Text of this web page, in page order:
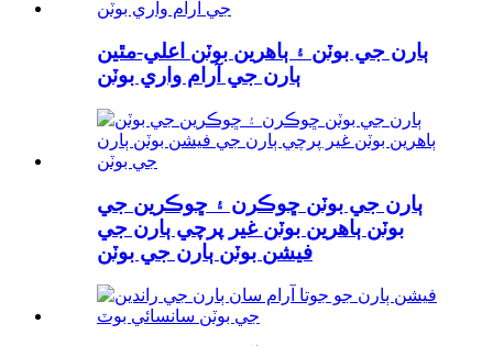
ٻارن جي بوٽن ۽ ٻاھرين بوٽن اعلي-مٿين
ٻارن جي آرام واري بوٽن
ٻارن جي بوٽن ڇوڪرن ۽ ڇوڪرين جي
بوٽن ٻاهرين بوٽن غير پرچي ٻارن جي
فيشن بوٽن ٻارن جي بوٽن